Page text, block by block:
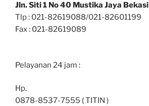
Jln. Siti 1 No 40 Mustika Jaya Bekasi
Tlp : 021-82619088/021-82601199
Fax : 021-82619089
Pelayanan 24 jam :
Hp.
0878-8537-7555 ( TITIN )